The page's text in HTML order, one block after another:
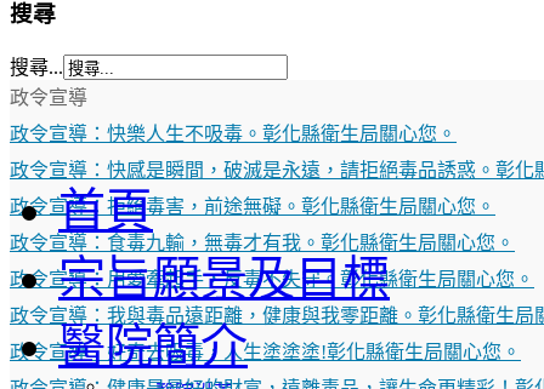
搜尋
搜尋...
政令宣導
政令宣導：快樂人生不吸毒。彰化縣衛生局關心您。
政令宣導：快感是瞬間，破滅是永遠，請拒絕毒品誘惑。彰化
政令宣導：拒絕毒害，前途無礙。彰化縣衛生局關心您。
政令宣導：食毒九輸，無毒才有我。彰化縣衛生局關心您。
政令宣導：用愛牽起手，反毒不失守。彰化縣衛生局關心您。
政令宣導：我與毒品遠距離，健康與我零距離。彰化縣衛生局
政令宣導：好奇去吸毒，人生塗塗塗!彰化縣衛生局關心您。
首頁
宗旨願景及目標
醫院簡介